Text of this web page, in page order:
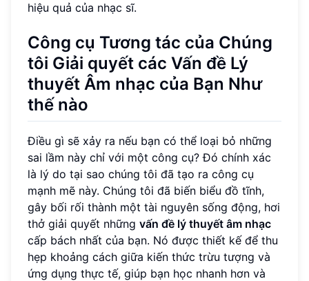
hiệu quả của nhạc sĩ.
Công cụ Tương tác của Chúng
tôi Giải quyết các Vấn đề Lý
thuyết Âm nhạc của Bạn Như
thế nào
Điều gì sẽ xảy ra nếu bạn có thể loại bỏ những
sai lầm này chỉ với một công cụ? Đó chính xác
là lý do tại sao chúng tôi đã tạo ra công cụ
mạnh mẽ này. Chúng tôi đã biến biểu đồ tĩnh,
gây bối rối thành một tài nguyên sống động, hơi
thở giải quyết những vấn đề lý thuyết âm nhạc
cấp bách nhất của bạn. Nó được thiết kế để thu
hẹp khoảng cách giữa kiến thức trừu tượng và
ứng dụng thực tế, giúp bạn học nhanh hơn và